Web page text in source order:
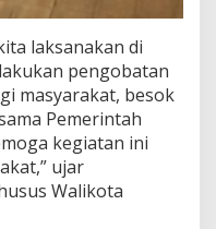
laksanakan di
pengobatan
masyarakat, besok
Pemerintah
kegiatan ini
ujar
Walikota